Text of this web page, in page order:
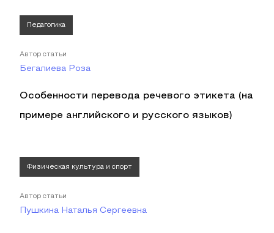
Педагогика
Автор статьи
Бегалиева Роза
Особенности перевода речевого этикета (на
примере английского и русского языков)
Физическая культура и спорт
Автор статьи
Пушкина Наталья Сергеевна